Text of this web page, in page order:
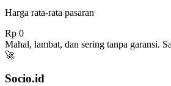
Harga rata-rata pasaran
Rp 0
Mahal, lambat, dan sering tanpa garansi.
🚀
Socio.id